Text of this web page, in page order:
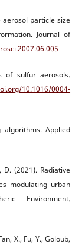
aerosol particle size
Journal of
of sulfur aerosols.
10.1016/0004-
algorithms. Applied
D. (2021). Radiative
modulating urban
Environment.
X., Fu, Y., Goloub,